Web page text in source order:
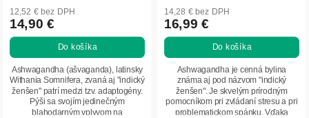
hodnotenie
produktu
je
5,0
z
5
hviezdičiek.
12,52 € bez DPH
14,90 €
Do košíka
Ashwagandha (ašvaganda), latinsky
Withania Somnifera, zvaná aj "indický
ženšen" patrí medzi tzv. adaptogény.
Pýši sa svojím jedinečným
blahodarným vplyvom na
hodnotenie
produktu
je
5,0
hviezdičiek.
14,28 € bez DPH
16,99 €
Do košíka
Ashwagandha je cenná bylina
známa aj pod názvom "indický
ženšen". Je skvelým prírodným
pomocníkom pri zvládaní stresu a pri
problematickom spánku. Vďaka